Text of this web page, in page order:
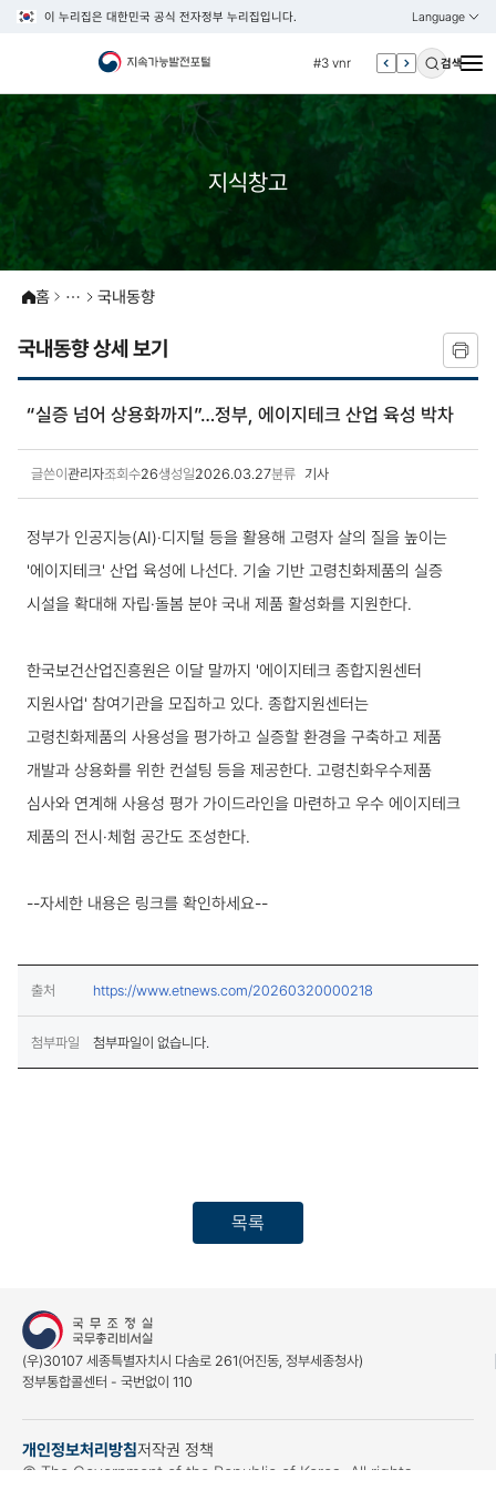
이 누리집은 대한민국 공식 전자정부 누리집입니다. Language
열기
KOREAN
ENGLISH
#3 vnr
#4 관세
#6 빈곤
#7 un
검색
지식창고
홈 국내동향
국내동향 상세 보기
“실증 넘어 상용화까지”…정부, 에이지테크 산업 육성 박차
글쓴이 관리자조회수26생성일2026.03.27분류 기사
정부가 인공지능(AI)·디지털 등을 활용해 고령자 살의 질을 높이는
'에이지테크' 산업 육성에 나선다. 기술 기반 고령친화제품의 실증
시설을 확대해 자립·돌봄 분야 국내 제품 활성화를 지원한다.
한국보건산업진흥원은 이달 말까지 '에이지테크 종합지원센터
지원사업' 참여기관을 모집하고 있다. 종합지원센터는
고령친화제품의 사용성을 평가하고 실증할 환경을 구축하고 제품
개발과 상용화를 위한 컨설팅 등을 제공한다. 고령친화우수제품
심사와 연계해 사용성 평가 가이드라인을 마련하고 우수 에이지테크
제품의 전시·체험 공간도 조성한다.
--자세한 내용은 링크를 확인하세요--
출처 https://www.etnews.com/20260320000218
첨부파일 첨부파일이 없습니다.
목록
(우)30107 세종특별자치시 다솜로 261(어진동, 정부세종청사)
정부통합콜센터 - 국번없이 110
개인정보처리방침저작권 정책
(새창열림)
© The Government of the Republic of Korea. All rights